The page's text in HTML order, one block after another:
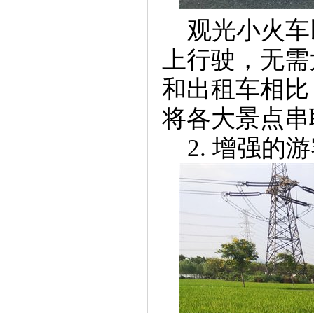
观光小火车
上行驶，无
和出租车相
将各大景点
2. 增强的游